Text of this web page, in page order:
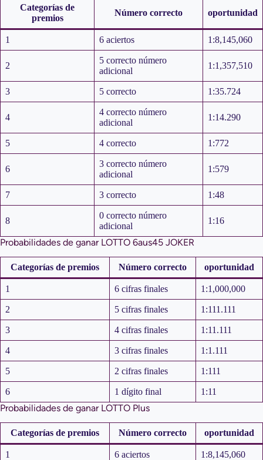
Categorías de
premios
Número correcto oportunidad
1 6 aciertos 1:8,145,060
2
5 correcto número
adicional
1:1,357,510
3 5 correcto 1:35.724
4
4 correcto número
adicional
1:14.290
5 4 correcto 1:772
6
3 correcto número
adicional
1:579
7 3 correcto 1:48
8
0 correcto número
adicional
1:16
Probabilidades de ganar LOTTO 6aus45 JOKER
Categorías de premios Número correcto oportunidad
1 6 cifras finales 1:1,000,000
2 5 cifras finales 1:111.111
3 4 cifras finales 1:11.111
4 3 cifras finales 1:1.111
5 2 cifras finales 1:111
6 1 dígito final 1:11
Probabilidades de ganar LOTTO Plus
Categorías de premios Número correcto oportunidad
1 6 aciertos 1:8,145,060